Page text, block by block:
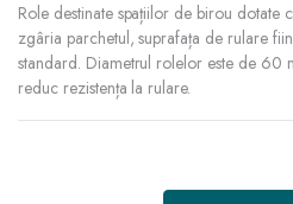
Role destinate spațiilor de birou dotate
zgâria parchetul, suprafața de rulare
standard. Diametrul rolelor este de 60
reduc rezistența la rulare.